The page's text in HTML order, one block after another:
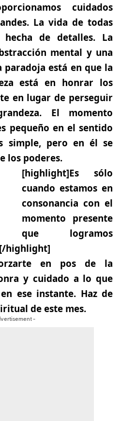
cuidados
La vida de todas
hecha de detalles. La
mental y una
paradoja está en que la
está en honrar los
en lugar de perseguir
El momento
pequeño en el sentido
simple, pero en él se
los poderes.
[highlight]Es sólo
cuando estamos en
consonancia con el
momento presente
que logramos
highlight]
en pos de la
y cuidado a lo que
ese instante. Haz de
de este mes.
-